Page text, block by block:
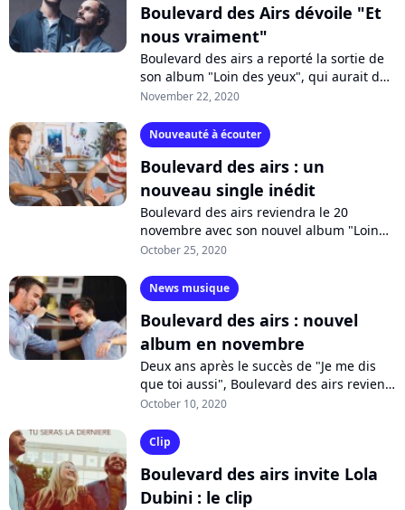
Boulevard des Airs dévoile "Et
nous vraiment"
Boulevard des airs a reporté la sortie de
son album "Loin des yeux", qui aurait dû
sortir ce vendredi et mais a été repoussé
November 22, 2020
Nouveauté à écouter
Boulevard des airs : un
nouveau single inédit
Boulevard des airs reviendra le 20
novembre avec son nouvel album "Loin
des yeux", composé de 12 inédits et de 12
October 25, 2020
News musique
Boulevard des airs : nouvel
album en novembre
Deux ans après le succès de "Je me dis
que toi aussi", Boulevard des airs revient
le 20 novembre avec son nouvel album
October 10, 2020
Clip
Boulevard des airs invite Lola
Dubini : le clip